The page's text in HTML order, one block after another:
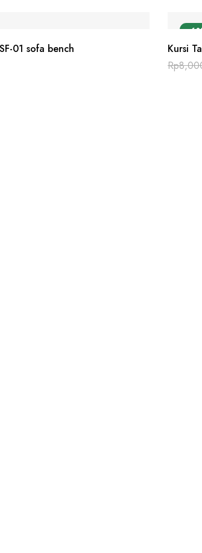
01 sofa bench
-
Kursi
Rp